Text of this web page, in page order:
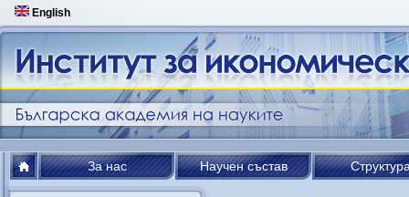
English
За нас Научен състав